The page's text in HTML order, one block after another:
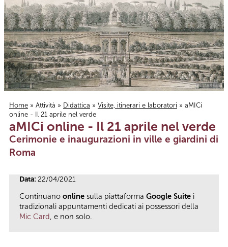
Tu sei qui
Home » Attività » Didattica » Visite, itinerari e laboratori » aMICi
online - Il 21 aprile nel verde
aMICi online - Il 21 aprile nel verde
Cerimonie e inaugurazioni in ville e giardini di
Roma
Data: 22/04/2021
Continuano online sulla piattaforma Google Suite i
tradizionali appuntamenti dedicati ai possessori della
Mic Card, e non solo.